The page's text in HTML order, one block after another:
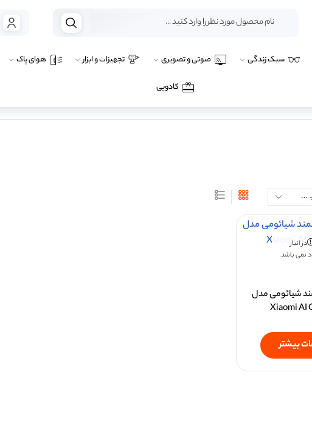
سبک زندگی صوتی و تصویری تجهیزات و ابزار هوای پاک
کادویی
در انبار
نمی باشد
شیائومی مدل
Xiaomi AI
بیشتر